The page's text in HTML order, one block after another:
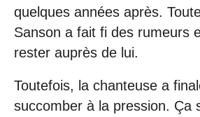
quelques années après.
Sanson a fait fi des rumeurs
rester auprès de lui.
Toutefois, la chanteuse a
succomber à la pression. Ça